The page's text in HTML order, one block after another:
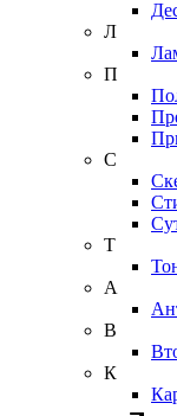
Л
П
С
Т
А
В
К